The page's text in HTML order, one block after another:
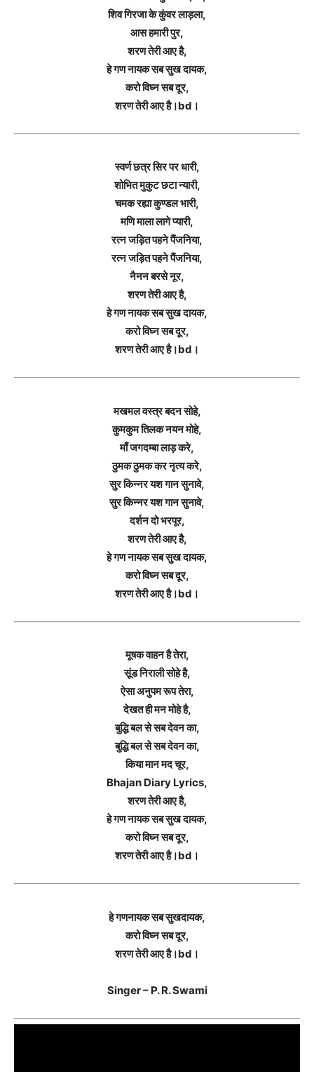
शिव गिरजा के कुंवर लाड़ला,
आस हमारी पुर,
शरण तेरी आए है,
हे गण नायक सब सुख दायक,
करो विघ्न सब दूर,
शरण तेरी आए है।bd।
स्वर्ण छत्र सिर पर धारी,
शोभित मुकुट छटा न्यारी,
चमक रह्या कुण्डल भारी,
मणि माला लागे प्यारी,
रत्न जड़ित पहने पैंजनिया,
रत्न जड़ित पहने पैंजनिया,
नैनन बरसे नूर,
शरण तेरी आए है,
हे गण नायक सब सुख दायक,
करो विघ्न सब दूर,
शरण तेरी आए है।bd।
मखमल वस्त्र बदन सोहे,
कुमकुम तिलक नयन मोहे,
माँ जगदम्बा लाड़ करे,
ठुमक ठुमक कर नृत्य करे,
सुर किन्नर यश गान सुनावे,
सुर किन्नर यश गान सुनावे,
दर्शन दो भरपूर,
शरण तेरी आए है,
हे गण नायक सब सुख दायक,
करो विघ्न सब दूर,
शरण तेरी आए है।bd।
मूषक वाहन है तेरा,
सूंड निराली सोहे है,
ऐसा अनुपम रूप तेरा,
देखत ही मन मोहे है,
बुद्धि बल से सब देवन का,
बुद्धि बल से सब देवन का,
किया मान मद चूर,
Bhajan Diary Lyrics,
शरण तेरी आए है,
हे गण नायक सब सुख दायक,
करो विघ्न सब दूर,
शरण तेरी आए है।bd।
हे गणनायक सब सुखदायक,
करो विघ्न सब दूर,
शरण तेरी आए है।bd।
Singer – P. R. Swami